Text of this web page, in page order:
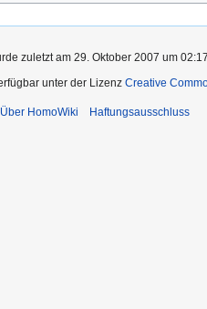
zuletzt am 29. Oktober 2007 um
unter der Lizenz Creative
Über HomoWiki Haftungsausschluss